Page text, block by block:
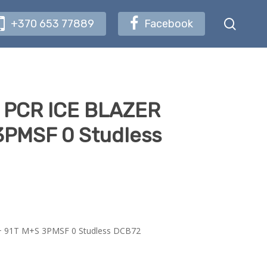
+370 653 77889 Facebook
ICE BLAZER
0 Studless
91T M+S 3PMSF 0 Studless DCB72